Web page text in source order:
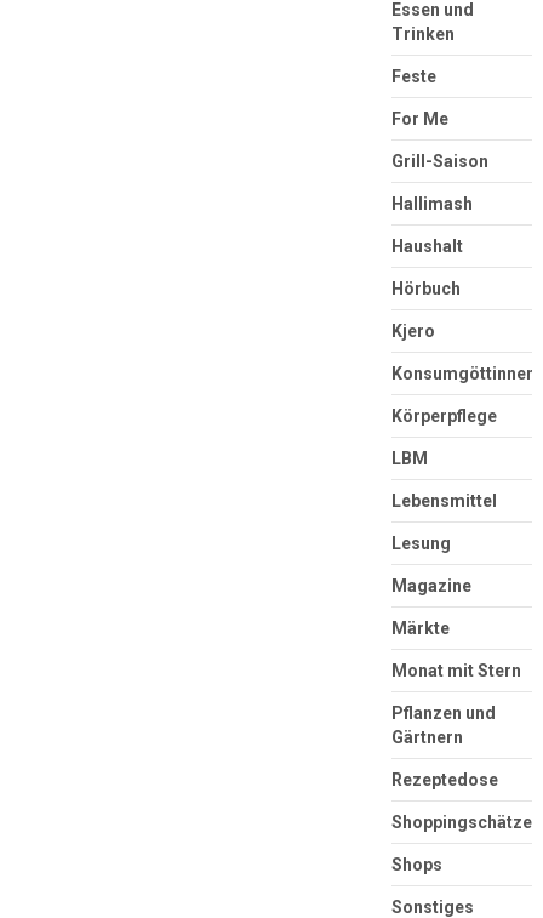
Essen und
Trinken
Feste
For Me
Grill-Saison
Hallimash
Haushalt
Hörbuch
Kjero
Konsumgöttinnen
Körperpflege
LBM
Lebensmittel
Lesung
Magazine
Märkte
Monat mit Stern
Pflanzen und
Gärtnern
Rezeptedose
Shoppingschätze
Shops
Sonstiges